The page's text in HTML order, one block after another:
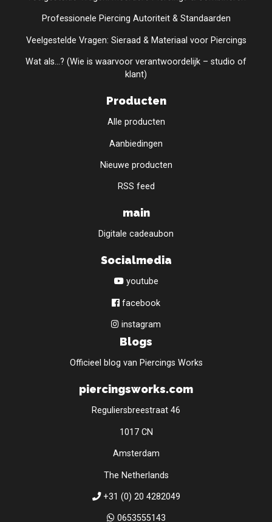
Professionele Piercing Autoriteit & Standaarden
Veelgestelde Vragen: Sieraad & Materiaal voor Piercings
Wat als...? (Wie is waarvoor verantwoordelijk – studio of
klant)
Producten
Alle producten
Aanbiedingen
Nieuwe producten
RSS feed
main
Digitale cadeaubon
Socialmedia
youtube
facebook
instagram
Blogs
Officieel blog van Piercings Works
piercingsworks.com
Reguliersbreestraat 46
1017 CN
Amsterdam
The Netherlands
+31 (0) 20 4282049
0653555143